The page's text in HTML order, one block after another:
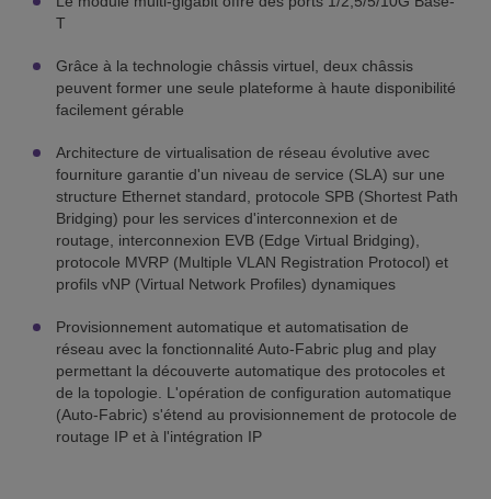
T
Grâce à la technologie châssis virtuel, deux châssis
peuvent former une seule plateforme à haute disponibilité
facilement gérable
Architecture de virtualisation de réseau évolutive avec
fourniture garantie d'un niveau de service (SLA) sur une
structure Ethernet standard, protocole SPB (Shortest Path
Bridging) pour les services d'interconnexion et de
routage, interconnexion EVB (Edge Virtual Bridging),
protocole MVRP (Multiple VLAN Registration Protocol) et
profils vNP (Virtual Network Profiles) dynamiques
Provisionnement automatique et automatisation de
réseau avec la fonctionnalité Auto-Fabric plug and play
permettant la découverte automatique des protocoles et
de la topologie. L'opération de configuration automatique
(Auto-Fabric) s'étend au provisionnement de protocole de
routage IP et à l'intégration IP